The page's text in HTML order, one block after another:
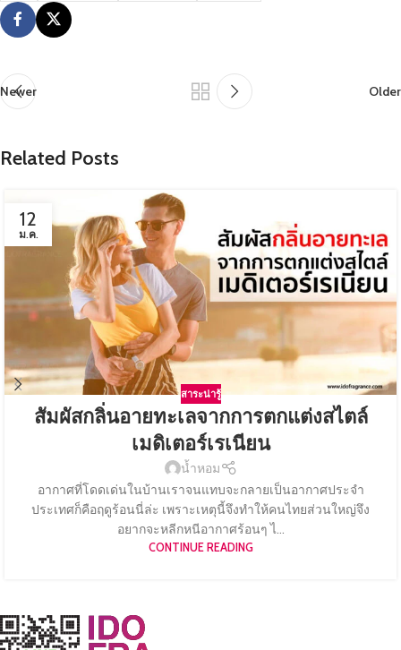
Newer Older
Related Posts
12
ม.ค.
สาระน่ารู้
สัมผัสกลิ่นอายทะเลจากการตกแต่งสไตล์
เมดิเตอร์เรเนียน
น้ำหอม
อากาศที่โดดเด่นในบ้านเราจนแทบจะกลายเป็นอากาศประจำ
ประเทศก็คือฤดูร้อนนี่ล่ะ เพราะเหตุนี้จึงทำให้คนไทยส่วนใหญ่จึง
อยากจะหลีกหนีอากาศร้อนๆ ไ...
CONTINUE READING